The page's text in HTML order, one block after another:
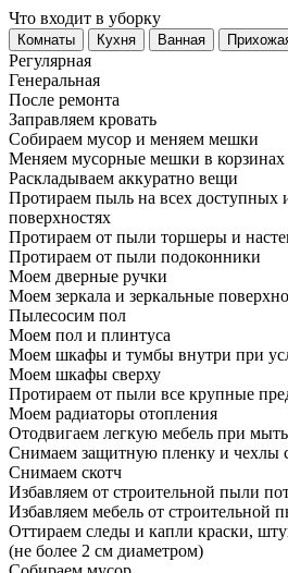
Что входит в уборку
Регу­лярная
Гене­ральная
После ремонта
Заправляем кровать
Собираем мусор и меняем мешки
Меняем мусорные мешки в корзинах
Раскладываем аккуратно вещи
Протираем пыль на всех доступных
поверхностях
Протираем от пыли торшеры и
Протираем от пыли подоконники
Моем дверные ручки
Моем зеркала и зеркальные
Пылесосим пол
Моем пол и плинтуса
Моем шкафы и тумбы внутри при
Моем шкафы сверху
Протираем от пыли все крупные
Моем радиаторы отопления
Отодвигаем легкую мебель при
Снимаем защитную пленку и чехлы
Снимаем скотч
Избавляем от строительной пыли
Избавляем мебель от строительной
Оттираем следы и капли краски,
(не более 2 см диаметром)